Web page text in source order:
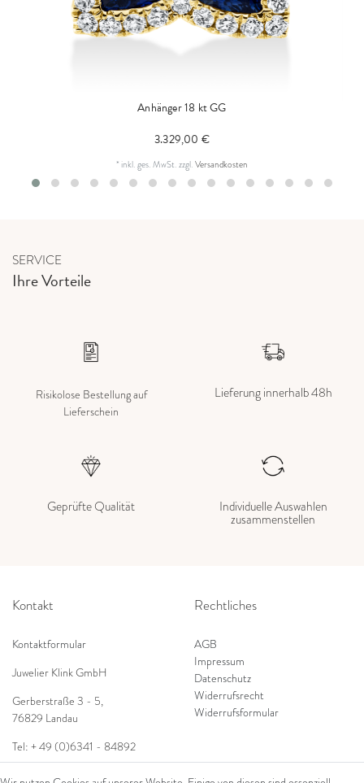
Anhänger 18 kt GG
3.329,00 €
* inkl. ges. MwSt.zzgl.Versandkosten
SERVICE
Ihre Vorteile
Risikolose Bestellung auf
Lieferschein
Lieferung innerhalb 48h
Geprüfte Qualität Individuelle Auswahlen
zusammenstellen
Kontakt
Kontaktformular
Juwelier Klink GmbH
Gerberstraße 3 - 5,
76829 Landau
Tel: + 49 (0)6341 - 84892
info@juwelierklink.de
Rechtliches
AGB
Impressum
Datenschutz
Widerrufsrecht
Widerrufsformular